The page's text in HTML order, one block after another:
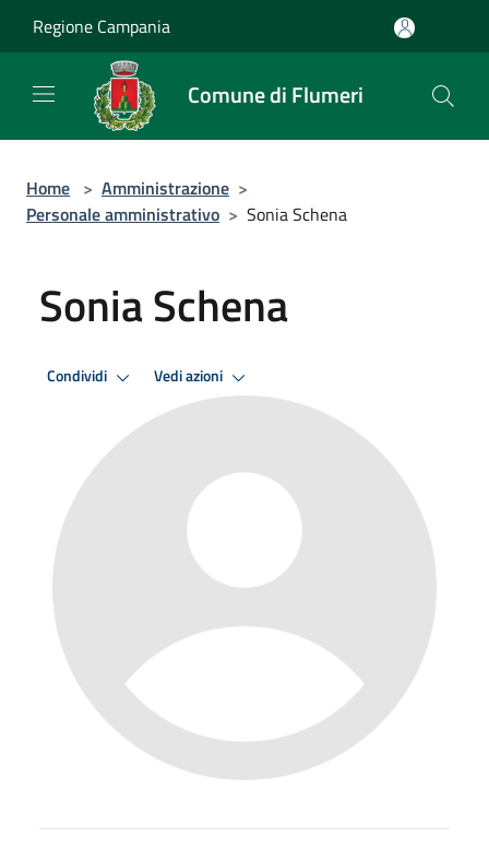
Regione Campania
Comune di Flumeri
Home > Amministrazione >
Personale amministrativo > Sonia Schena
Sonia Schena
Condividi Vedi azioni